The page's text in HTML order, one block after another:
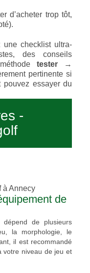
d’acheter trop tôt,
une checklist ultra-
des conseils
tester →
pertinente si
pouvez essayer du
-
de
de plusieurs
la morphologie, le
il est recommandé
votre niveau de jeu et